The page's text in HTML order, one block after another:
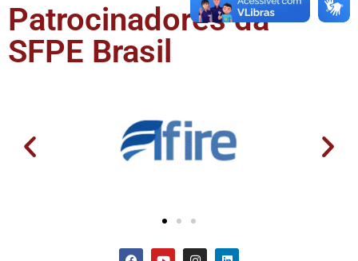
Patrocinadores da
SFPE Brasil